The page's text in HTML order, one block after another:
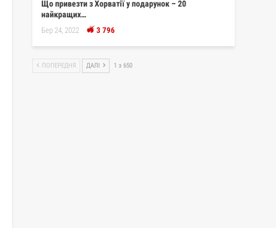
Що привезти з Хорватії у подарунок – 20
найкращих…
Бер 24, 2022 3 796
ПОПЕРЕДНЯ ДАЛІ 1 з 650